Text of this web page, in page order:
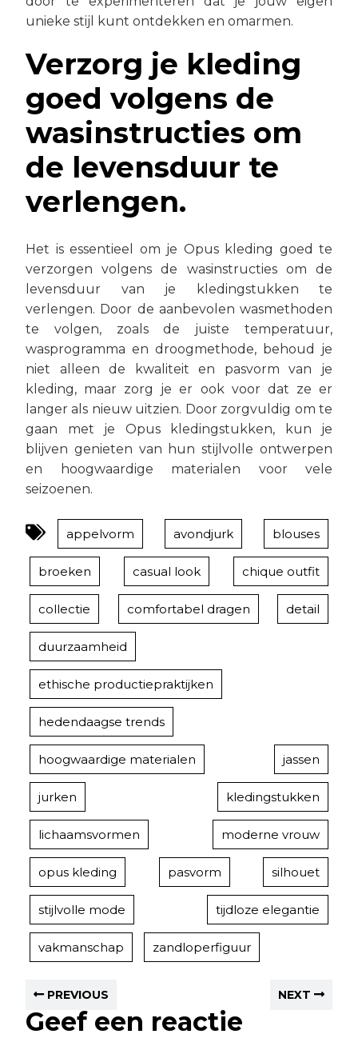
unieke stijl kunt ontdekken en omarmen.
Verzorg je kleding
goed volgens de
wasinstructies om
de levensduur te
verlengen.
Het is essentieel om je Opus kleding goed te
verzorgen volgens de wasinstructies om de
levensduur van je kledingstukken te
verlengen. Door de aanbevolen wasmethoden
te volgen, zoals de juiste temperatuur,
wasprogramma en droogmethode, behoud je
niet alleen de kwaliteit en pasvorm van je
kleding, maar zorg je er ook voor dat ze er
langer als nieuw uitzien. Door zorgvuldig om te
gaan met je Opus kledingstukken, kun je
blijven genieten van hun stijlvolle ontwerpen
en hoogwaardige materialen voor vele
seizoenen.
appelvorm avondjurk blouses
broeken casual look chique outfit
collectie comfortabel dragen detail
duurzaamheid
ethische productiepraktijken
hedendaagse trends
hoogwaardige materialen jassen
jurken kledingstukken
lichaamsvormen moderne vrouw
opus kleding pasvorm silhouet
stijlvolle mode tijdloze elegantie
vakmanschap zandloperfiguur
PREVIOUS NEXT
Geef een reactie